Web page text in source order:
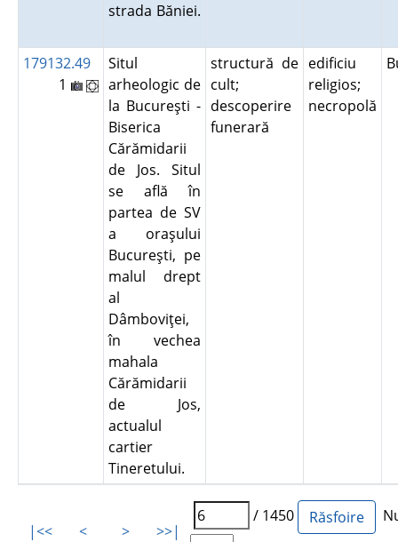
strada Băniei.
179132.49
1
Situl
arheologic de
la Bucureşti -
Biserica
Cărămidarii
de Jos. Situl
se află în
partea de SV
a oraşului
Bucureşti, pe
malul drept
al
Dâmboviţei,
în vechea
mahala
Cărămidarii
de Jos,
actualul
cartier
Tineretului.
structură de
cult;
descoperire
funerară
edificiu
religios;
necropolă
|<< < > >>|
/ 1450